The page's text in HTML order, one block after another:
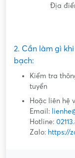
Nội dung mô tả
2. Cần làm gì
bạch:
Kiểm tra
tuyển
Hoặc liên hệ
Email:
Hotline:
Zalo: https://